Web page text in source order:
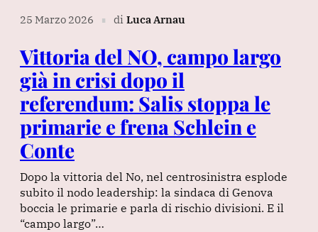
25 Marzo 2026 ∎ di Luca Arnau
Vittoria del NO, campo largo
già in crisi dopo il
referendum: Salis stoppa le
primarie e frena Schlein e
Conte
Dopo la vittoria del No, nel centrosinistra esplode
subito il nodo leadership: la sindaca di Genova
boccia le primarie e parla di rischio divisioni. E il
“campo largo”…